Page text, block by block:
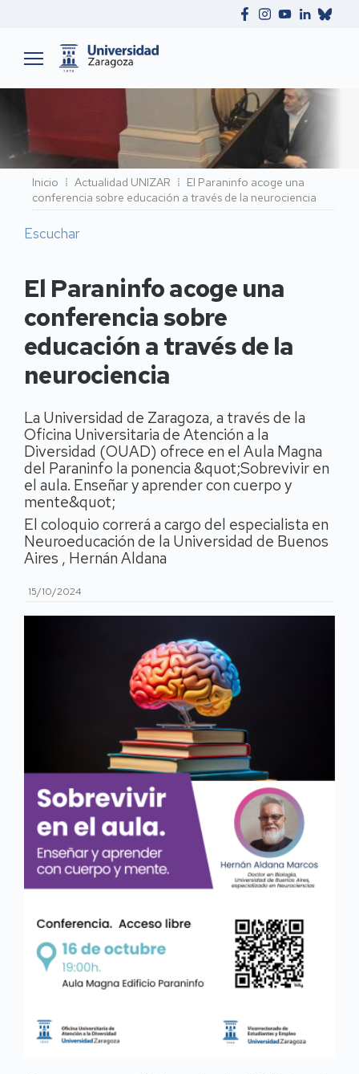
Ruta
de
navegación
Inicio Actualidad UNIZAR
El Paraninfo acoge una
conferencia sobre educación a través de la neurociencia
Escuchar
El Paraninfo acoge una
conferencia sobre
educación a través de la
neurociencia
La Universidad de Zaragoza, a través de la
Oficina Universitaria de Atención a la
Diversidad (OUAD) ofrece en el Aula Magna
del Paraninfo la ponencia &quot;Sobrevivir en
el aula. Enseñar y aprender con cuerpo y
mente&quot;
El coloquio correrá a cargo del especialista en
Neuroeducación de la Universidad de Buenos
Aires , Hernán Aldana
15/10/2024